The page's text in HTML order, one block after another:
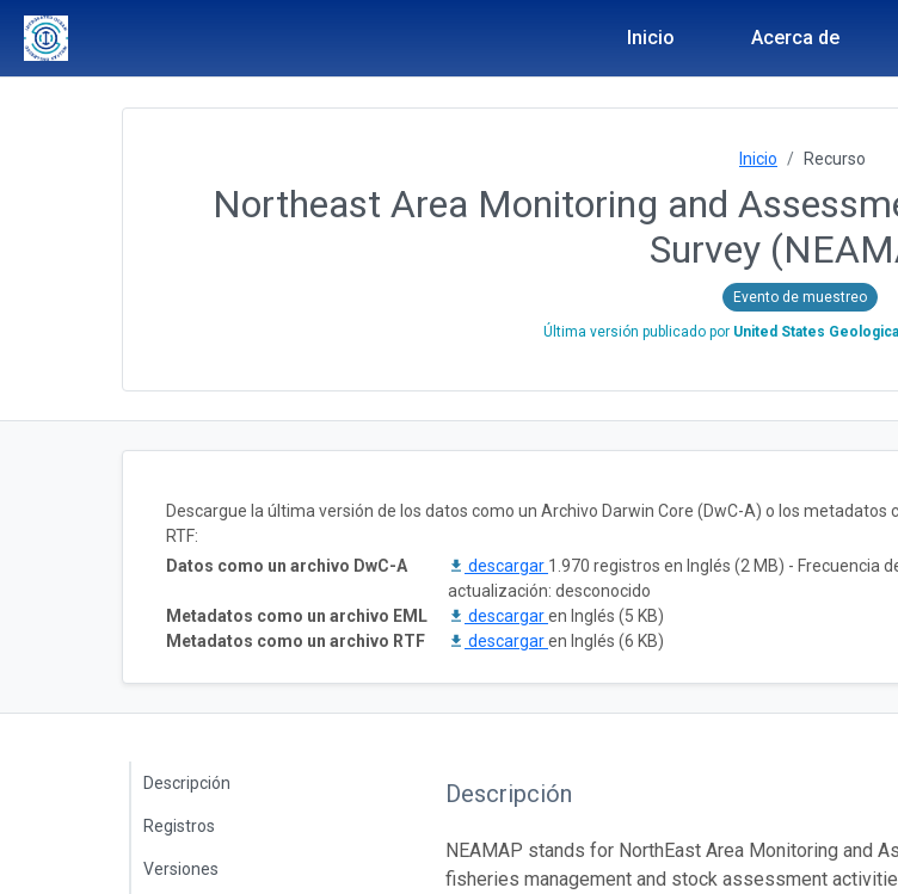
Inicio Acerca de
Inicio Recurso
Northeast Area Monitoring and
Survey
Evento de muestreo
Última versión publicado por United States
Descargue la última versión de los datos como un Archivo Darwin Core (DwC-A) o los metadatos
RTF:
Datos como un archivo DwC-A
descargar 1.970 registros en Inglés (2 MB) - Frecuencia
actualización: desconocido
Metadatos como un archivo EML
descargaren Inglés (5 KB)
Metadatos como un archivo RTF
descargaren Inglés (6 KB)
Descripción
Registros
Versiones
Descripción
NEAMAP stands for NorthEast Area Monitoring and
fisheries management and stock assessment